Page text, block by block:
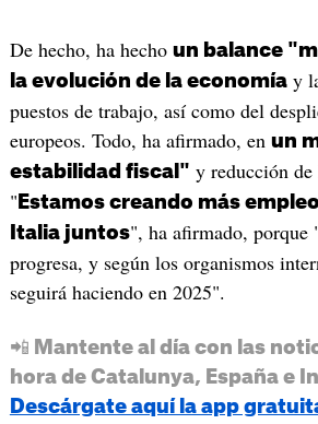
De hecho, ha hecho un balance
la evolución de la economíay
puestos de trabajo, así como del
europeos. Todo, ha afirmado, en un
estabilidad fiscal" y reducción
" Estamos creando más
Italia juntos", ha afirmado, porque
progresa, y según los organismos
seguirá haciendo en 2025".
📲 Mantente al día con las
hora de Catalunya, España e
Descárgate aquí la app